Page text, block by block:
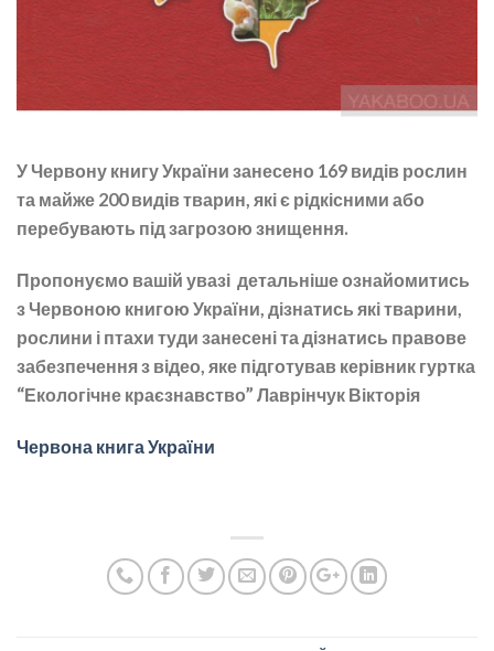
У Червону книгу України занесено 169 видів рослин
та майже 200 видів тварин, які є рідкісними або
перебувають під загрозою знищення.
Пропонуємо вашій увазі детальніше ознайомитись
з Червоною книгою України, дізнатись які тварини,
рослини і птахи туди занесені та дізнатись правове
забезпечення з відео, яке підготував керівник гуртка
“Екологічне краєзнавство” Лаврінчук Вікторія
Червона книга України